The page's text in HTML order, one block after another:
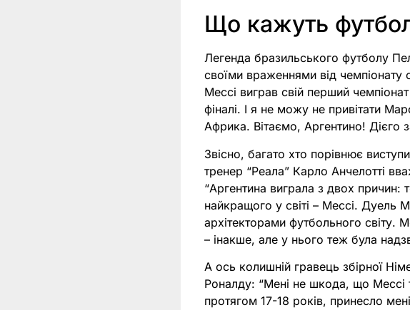
Що кажуть
Легенда бразильського футболу
своїми враженнями від
Мессі виграв свій перший
фіналі. І я не можу не привітати
Африка. Вітаємо, Аргентино! Дієго
Звісно, багато хто порівнює
тренер “Реала” Карло Анчелотті
“Аргентина виграла з двох
найкращого у світі – Мессі. Дуель
архітекторами футбольного світу.
– інакше, але у нього теж була
А ось колишній гравець збірної
Роналду: “Мені не шкода, що Мессі
протягом 17-18 років, принесло